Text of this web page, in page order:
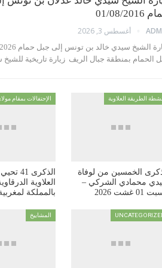
08/2016
أغسطس 3, 2026
الحمام بمنطقة جبال الريف زيارة تاريخية
أنشطة الطريقة العلاوية
الخمسين من لوفاة
محمادي الشركي –
01 غشت 2026
الذكرى
العلاوية
بالمملكة
المشاييخ